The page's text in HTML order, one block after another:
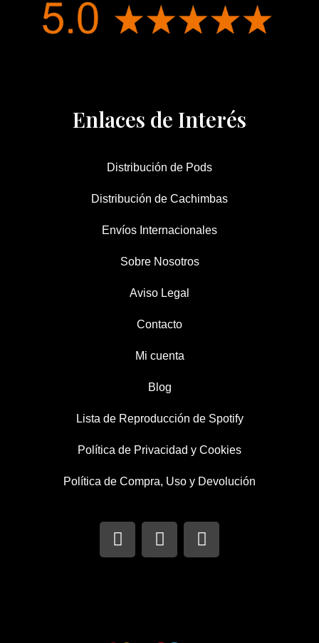
Enlaces de Interés
Distribución de Pods
Distribución de Cachimbas
Envíos Internacionales
Sobre Nosotros
Aviso Legal
Contacto
Mi cuenta
Blog
Lista de Reproducción de Spotify
Política de Privacidad y Cookies
Política de Compra, Uso y Devolución
I
n
s
T
w
i
r
F
a
c